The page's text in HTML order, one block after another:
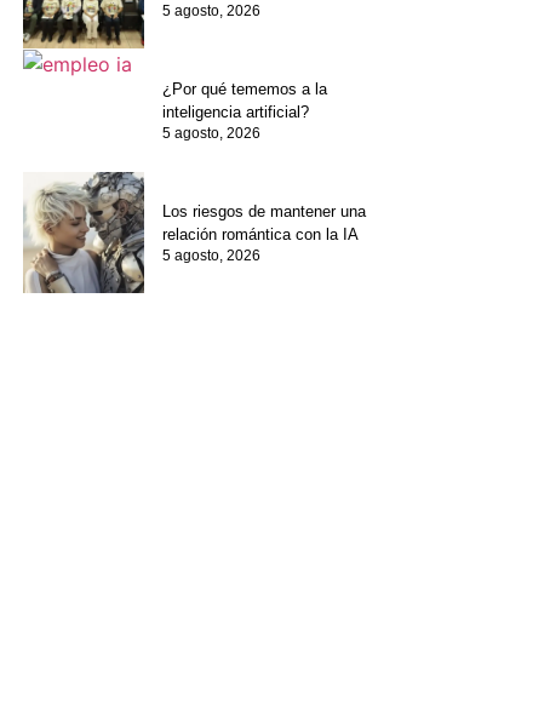
5 agosto, 2026
¿Por qué tememos a la
inteligencia artificial?
5 agosto, 2026
Los riesgos de mantener una
relación romántica con la IA
5 agosto, 2026